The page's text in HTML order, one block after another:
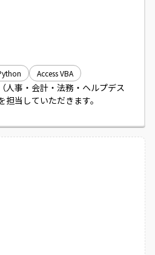
Access VBA
人事・会計・法務・ヘルプデス
当していただきます。